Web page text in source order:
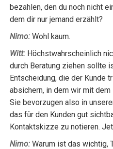
bezahlen, den du noch nicht
dem dir nur jemand erzählt?
Nimo: Wohl kaum.
Witt: Höchstwahrscheinlich
durch Beratung ziehen sollte
Entscheidung, die der Kunde
absichern, in dem wir mit dem
Sie bevorzugen also in
das für den Kunden gut
Kontaktskizze zu notieren.
Nimo: Warum ist das wichtig,